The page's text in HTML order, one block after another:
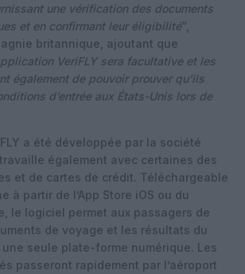
une vérification des documents
et en confirmant leur éligibilité“,
britannique, ajoutant que
VeriFLY sera facultative et les
également de pouvoir prouver qu’ils
d’entrée aux États-Unis lors de
a été développée par la société
également avec certaines des
et de cartes de crédit. Téléchargeable
à partir de l’App Store iOS ou du
le logiciel permet aux passagers de
de voyage et les résultats du
seule plate-forme numérique. Les
passeront rapidement par l’aéroport